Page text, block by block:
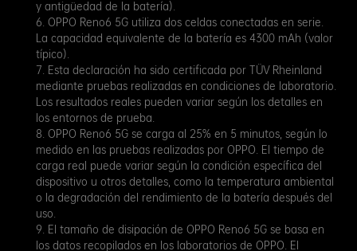
y antigüedad de la batería).
6. OPPO Reno6 5G utiliza dos celdas conectadas en serie.
La capacidad equivalente de la batería es 4300 mAh (valor
típico).
7. Esta declaración ha sido certificada por TÜV Rheinland
mediante pruebas realizadas en condiciones de laboratorio.
Los resultados reales pueden variar según los detalles en
los entornos de prueba.
8. OPPO Reno6 5G se carga al 25% en 5 minutos, según lo
medido en las pruebas realizadas por OPPO. El tiempo de
carga real puede variar según la condición específica del
dispositivo u otros detalles, como la temperatura ambiental
o la degradación del rendimiento de la batería después del
uso.
9. El tamaño de disipación de OPPO Reno6 5G se basa en
los datos recopilados en los laboratorios de OPPO. El